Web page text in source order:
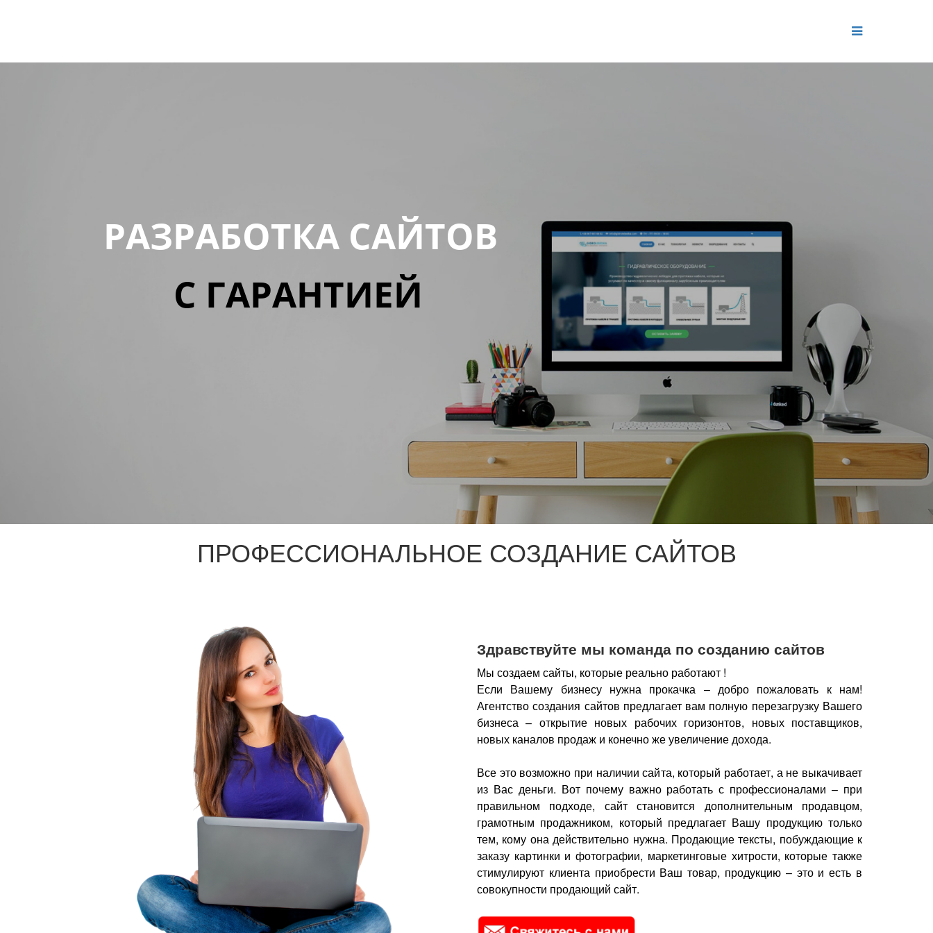
РАЗРАБОТКА САЙТОВ
С ГАРАНТИЕЙ
ПРОФЕССИОНАЛЬНОЕ СОЗДАНИЕ САЙТОВ
Здравствуйте мы команда по созданию сайтов
Мы создаем сайты, которые реально работают !
Если Вашему бизнесу нужна прокачка – добро пожаловать к нам!
Агентство создания сайтов предлагает вам полную перезагрузку Вашего
бизнеса – открытие новых рабочих горизонтов, новых поставщиков,
новых каналов продаж и конечно же увеличение дохода.
Все это возможно при наличии сайта, который работает, а не выкачивает
из Вас деньги. Вот почему важно работать с профессионалами – при
правильном подходе, сайт становится дополнительным продавцом,
грамотным продажником, который предлагает Вашу продукцию только
тем, кому она действительно нужна. Продающие тексты, побуждающие к
заказу картинки и фотографии, маркетинговые хитрости, которые также
стимулируют клиента приобрести Ваш товар, продукцию – это и есть в
совокупности продающий сайт.